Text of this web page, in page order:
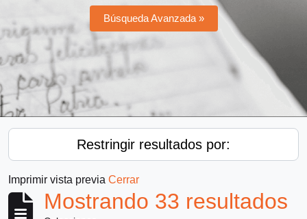
Búsqueda Avanzada »
Restringir resultados por:
Imprimir vista previa Cerrar
Mostrando 33 resultados